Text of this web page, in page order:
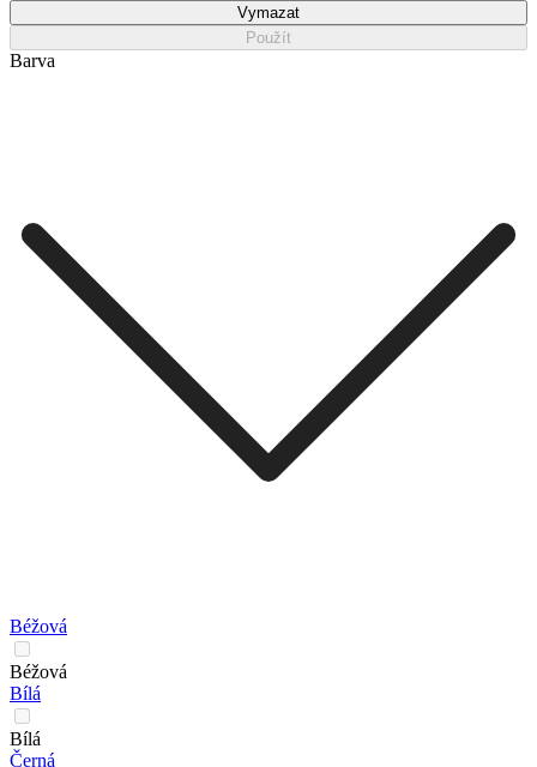
Vymazat
Použít
Barva
Béžová
Béžová
Bílá
Bílá
Černá